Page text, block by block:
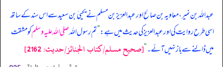
عبداللہ بن نمیر، معاویہ بن صالح اور عبدالعزیز بن مسلم نے یحییٰ بن سعید سے اس سند کے ساتھ
اسی طرح روایت کی اور عبدالعزیز کی حدیث میں ہے:”تم رسول اللہصلی اللہ علیہ وسلمکو مشقت
میں ڈالنے سے باز نہیں آئے۔“[صحيح مسلم/كتاب الجنائز/حدیث: 2162]